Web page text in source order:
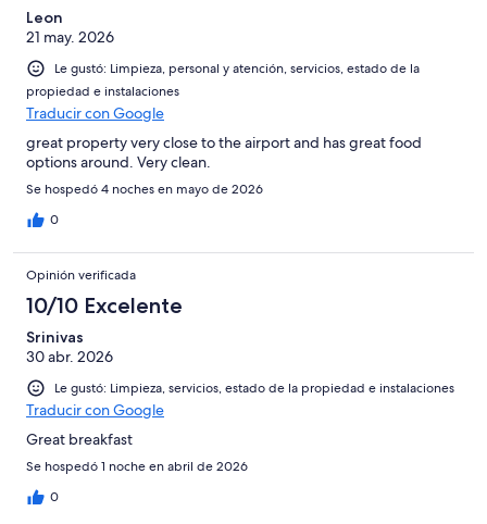
Leon
21 may. 2026
Le gustó: Limpieza, personal y atención, servicios, estado de la
propiedad e instalaciones
Traducir con Google
great property very close to the airport and has great food
options around. Very clean.
Se hospedó 4 noches en mayo de 2026
0
Opinión verificada
10/10 Excelente
Srinivas
30 abr. 2026
Le gustó: Limpieza, servicios, estado de la propiedad e instalaciones
Traducir con Google
Great breakfast
Se hospedó 1 noche en abril de 2026
0